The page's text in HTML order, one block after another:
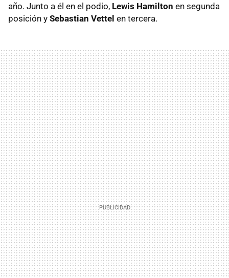
año. Junto a él en el podio, Lewis Hamilton en segunda
posición y Sebastian Vettel en tercera.